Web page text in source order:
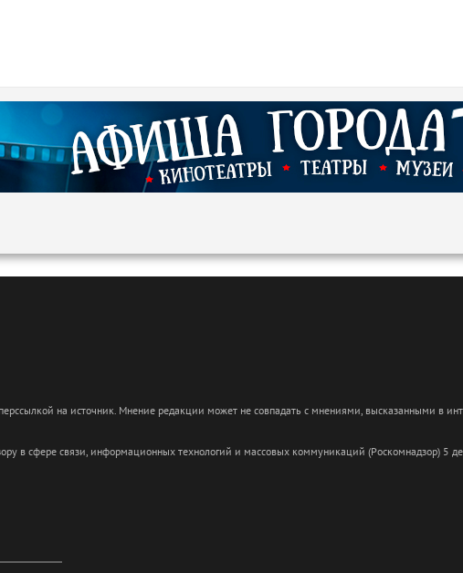
на источник. Мнение редакции может не совпадать с мнениями, высказанными в
в сфере связи, информационных технологий и массовых коммуникаций (Роскомнадзор)